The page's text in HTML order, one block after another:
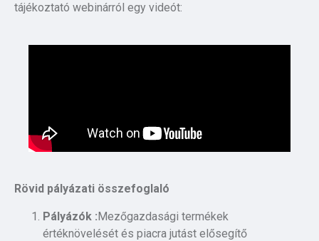
tájékoztató webinárról egy videót:
Rövid pályázati összefoglaló
Pályázók :Mezőgazdasági termékek
értéknövelését és piacra jutást elősegítő